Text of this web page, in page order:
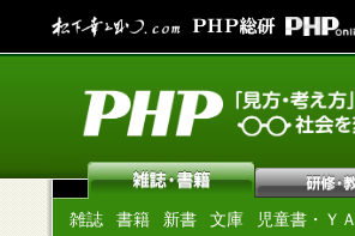
雑誌 書籍 新書 文庫 児童書・ＹＡ